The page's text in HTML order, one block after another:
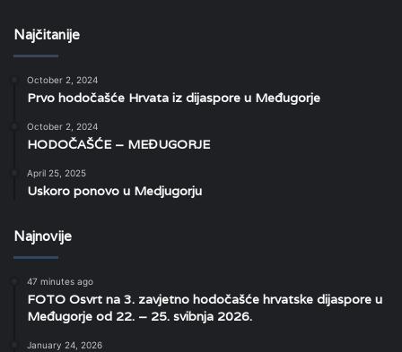
Najčitanije
October 2, 2024
Prvo hodočašće Hrvata iz dijaspore u Međugorje
October 2, 2024
HODOČAŠĆE – MEĐUGORJE
April 25, 2025
Uskoro ponovo u Medjugorju
Najnovije
47 minutes ago
FOTO Osvrt na 3. zavjetno hodočašće hrvatske dijaspore u
Međugorje od 22. – 25. svibnja 2026.
January 24, 2026